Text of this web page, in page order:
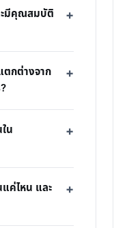
ะมีคุณสมบัติ
ตกต่างจาก
น
ค่ไหน และ